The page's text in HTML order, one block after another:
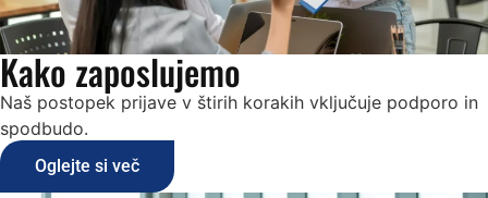
Kako zaposlujemo
Naš postopek prijave v štirih korakih vključuje podporo in
spodbudo.
Oglejte si več